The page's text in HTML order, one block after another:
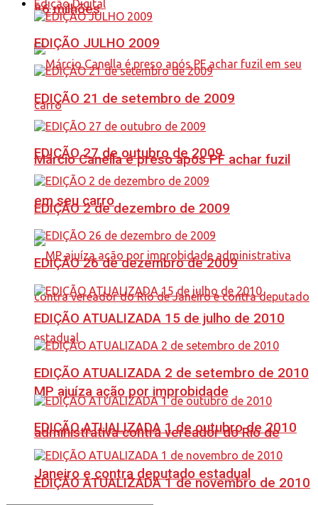
86 milhões
Márcio Canella é preso após PF achar fuzil
em seu carro
MP ajuíza ação por improbidade
administrativa contra vereador do Rio de
Janeiro e contra deputado estadual
Edição Digital
EDIÇÃO JULHO 2009
EDIÇÃO 21 de setembro de 2009
EDIÇÃO 27 de outubro de 2009
EDIÇÃO 2 de dezembro de 2009
EDIÇÃO 26 de dezembro de 2009
EDIÇÃO ATUALIZADA 15 de julho de 2010
EDIÇÃO ATUALIZADA 2 de setembro de 2010
EDIÇÃO ATUALIZADA 1 de outubro de 2010
EDIÇÃO ATUALIZADA 1 de novembro de 2010